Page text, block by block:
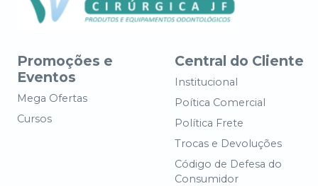
Promoções e
Eventos
Mega Ofertas
Cursos
Central do Cliente
Institucional
Poítica Comercial
Política Frete
Trocas e Devoluções
Código de Defesa do
Consumidor